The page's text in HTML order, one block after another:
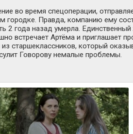
во время спецоперации,
Правда, компанию ему
2 года назад умерла.
встречает Артёма и приглашает
старшеклассников, который
Говорову немалые проблемы.